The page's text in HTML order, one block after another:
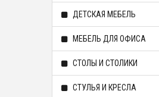
ДЕТСКАЯ МЕБЕЛЬ
МЕБЕЛЬ ДЛЯ ОФИСА
СТОЛЫ И СТОЛИКИ
СТУЛЬЯ И КРЕСЛА